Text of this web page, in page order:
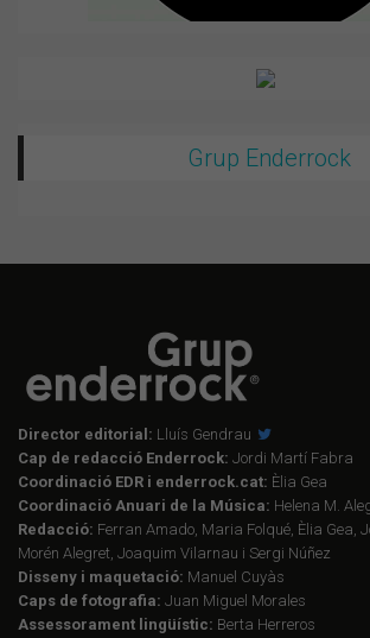
Grup Enderrock
Director editorial: Lluís Gendrau
Cap de redacció Enderrock: Jordi Martí Fabra
Coordinació EDR i enderrock.cat: Èlia Gea
Coordinació Anuari de la Música: Helena M.
Redacció: Ferran Amado, Maria Folqué, Èlia Gea,
Morén Alegret, Joaquim Vilarnau i Sergi Núñez
Disseny i maquetació: Manuel Cuyàs
Caps de fotografia: Juan Miguel Morales
Assessorament lingüístic: Berta Herreros